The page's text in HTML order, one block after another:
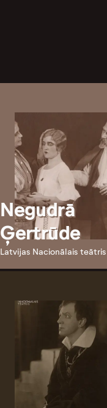
Negudrā
Ģertrūde
Latvijas Nacionālais teātris